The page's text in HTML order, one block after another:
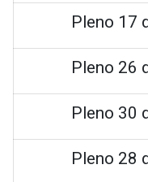
Pleno 17
Pleno 26
Pleno 30
Pleno 28